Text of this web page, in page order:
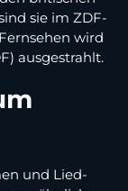
sie im ZDF-
wird
ausgestrahlt.
und Lied-